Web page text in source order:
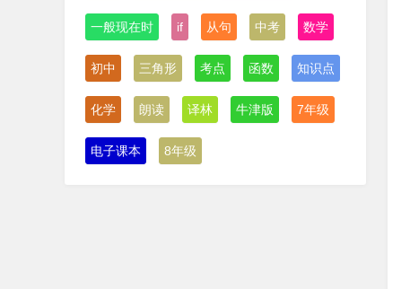
一般现在时 if 从句 中考 数学
初中 三角形 考点 函数 知识点
化学 朗读 译林 牛津版 7年级
电子课本 8年级